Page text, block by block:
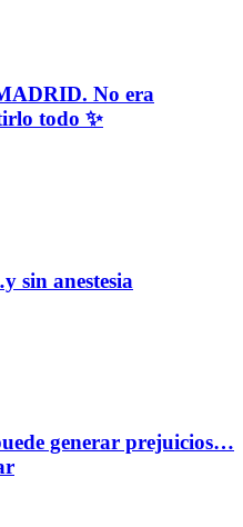
No era
todo ✨
sin anestesia
generar prejuicios…